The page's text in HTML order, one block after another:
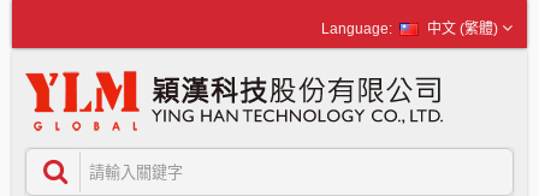
中文 (繁體)